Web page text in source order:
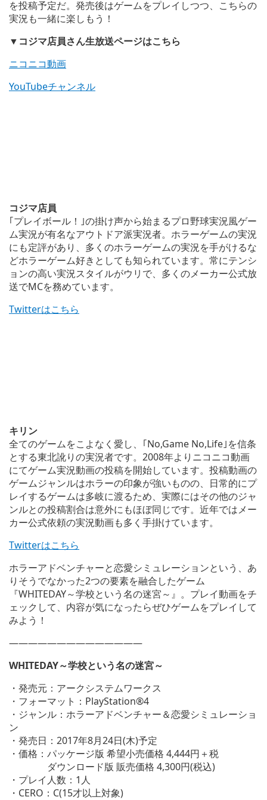
を投稿予定だ。発売後はゲームをプレイしつつ、こちらの
実況も一緒に楽しもう！
▼コジマ店員さん生放送ページはこちら
ニコニコ動画
YouTubeチャンネル
コジマ店員
｢プレイボール！｣の掛け声から始まるプロ野球実況風ゲー
ム実況が有名なアウトドア派実況者。ホラーゲームの実況
にも定評があり、多くのホラーゲームの実況を手がけるな
どホラーゲーム好きとしても知られています。常にテンシ
ョンの高い実況スタイルがウリで、多くのメーカー公式放
送でMCを務めています。
Twitterはこちら
キリン
全てのゲームをこよなく愛し、｢No,Game No,Life｣を信条
とする東北訛りの実況者です。2008年よりニコニコ動画
にてゲーム実況動画の投稿を開始しています。投稿動画の
ゲームジャンルはホラーの印象が強いものの、日常的にプ
レイするゲームは多岐に渡るため、実際にはその他のジャ
ンルとの投稿割合は意外にもほぼ同じです。近年ではメー
カー公式依頼の実況動画も多く手掛けています。
Twitterはこちら
ホラーアドベンチャーと恋愛シミュレーションという、あ
りそうでなかった2つの要素を融合したゲーム
『WHITEDAY～学校という名の迷宮～』。プレイ動画をチ
ェックして、内容が気になったらぜひゲームをプレイして
みよう！
——————————————
WHITEDAY～学校という名の迷宮～
・発売元：アークシステムワークス
・フォーマット：PlayStation®4
・ジャンル：ホラーアドベンチャー＆恋愛シミュレーショ
ン
・発売日：2017年8月24日(木)予定
・価格：パッケージ版 希望小売価格 4,444円＋税
ダウンロード版 販売価格 4,300円(税込)
・プレイ人数：1人
・CERO：C(15才以上対象)